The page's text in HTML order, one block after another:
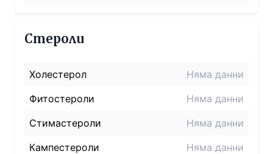
Стероли
Холестерол
Няма данни
Фитостероли
Няма данни
Стимастероли
Няма данни
Кампестероли
Няма данни